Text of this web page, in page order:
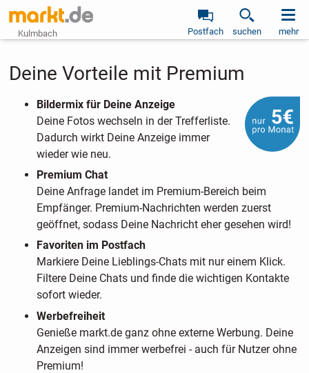
Kulmbach Postfach suchen mehr
Deine Vorteile mit Premium
Bildermix für Deine Anzeige
Deine Fotos wechseln in der Trefferliste.
Dadurch wirkt Deine Anzeige immer
wieder wie neu.
Premium Chat
Deine Anfrage landet im Premium-Bereich beim
Empfänger. Premium-Nachrichten werden zuerst
geöffnet, sodass Deine Nachricht eher gesehen wird!
Favoriten im Postfach
Markiere Deine Lieblings-Chats mit nur einem Klick.
Filtere Deine Chats und finde die wichtigen Kontakte
sofort wieder.
Werbefreiheit
Genieße markt.de ganz ohne externe Werbung. Deine
Anzeigen sind immer werbefrei - auch für Nutzer ohne
Premium!